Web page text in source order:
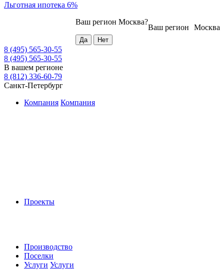
Льготная ипотека 6%
Москва
Ваш регион
Ваш регион Москва?
8 (495) 565-30-55
8 (495) 565-30-55
В вашем регионе
8 (812) 336-60-79
Санкт-Петербург
Компания Компания
Проекты
Производство
Поселки
Услуги Услуги